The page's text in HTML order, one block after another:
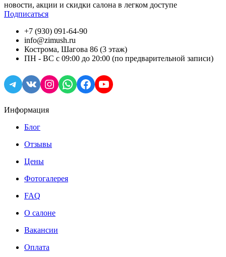
новости, акции и скидки салона в легком доступе
Подписаться
+7 (930) 091-64-90
info@zimush.ru
Кострома, Шагова 86 (3 этаж)
ПН - ВС с 09:00 до 20:00 (по предварительной записи)
Telegram
VK Instagram
WhatsApp
Facebook
YouTube
Информация
Блог
Отзывы
Цены
Фотогалерея
FAQ
О салоне
Вакансии
Оплата